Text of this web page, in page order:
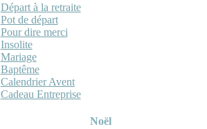
Départ à la retraite
Pot de départ
Pour dire merci
Insolite
Mariage
Baptême
Calendrier Avent
Cadeau Entreprise
Noël